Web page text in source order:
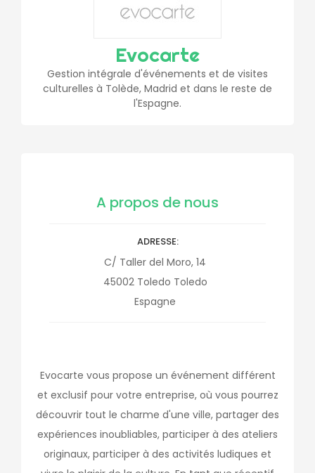
Evocarte
Gestion intégrale d'événements et de visites
culturelles à Tolède, Madrid et dans le reste de
l'Espagne.
A propos de nous
ADRESSE
C/ Taller del Moro, 14
45002 Toledo Toledo
Espagne
Evocarte vous propose un événement différent
et exclusif pour votre entreprise, où vous pourrez
découvrir tout le charme d'une ville, partager des
expériences inoubliables, participer à des ateliers
originaux, participer à des activités ludiques et